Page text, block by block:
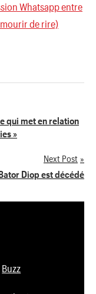
Whatsapp entre
mourir de rire)
qui met en relation
»
Next Post
Diop est décédé
Buzz